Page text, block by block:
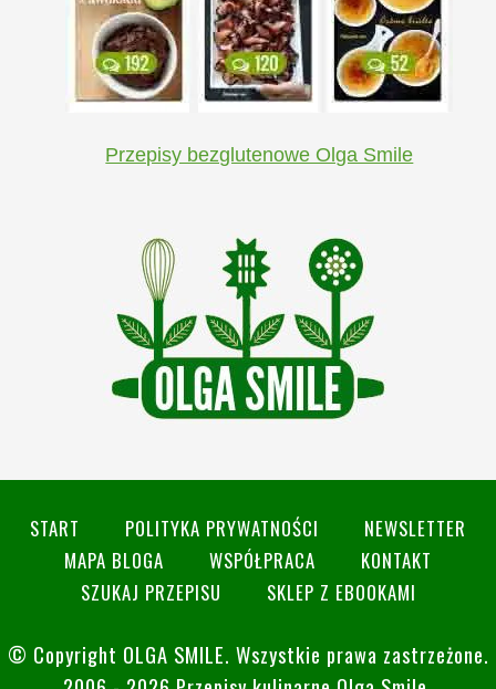
Przepisy bezglutenowe Olga Smile
START POLITYKA PRYWATNOŚCI
NEWSLETTER
MAPA BLOGA
WSPÓŁPRACA
KONTAKT
SZUKAJ PRZEPISU
SKLEP Z EBOOKAMI
© Copyright OLGA SMILE. Wszystkie prawa zastrzeżone.